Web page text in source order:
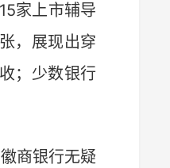
家上市辅导
，展现出穿
；少数银行
商银行无疑